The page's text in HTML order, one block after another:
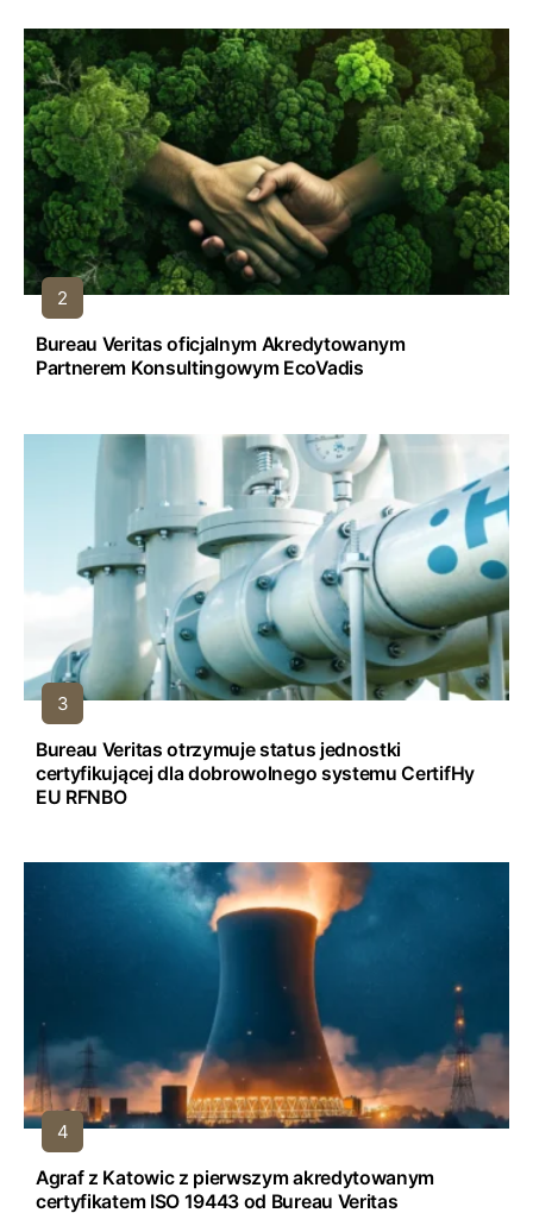
Bureau Veritas oficjalnym Akredytowanym
Partnerem Konsultingowym EcoVadis
Bureau Veritas otrzymuje status jednostki
certyfikującej dla dobrowolnego systemu CertifHy
EU RFNBO
Agraf z Katowic z pierwszym akredytowanym
certyfikatem ISO 19443 od Bureau Veritas